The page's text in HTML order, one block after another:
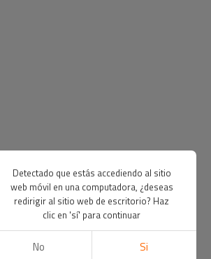
Detectado que estás accediendo al sitio
web móvil en una computadora, ¿deseas
redirigir al sitio web de escritorio? Haz
clic en 'sí' para continuar
No Si